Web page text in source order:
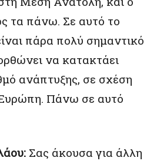
τα πάνω. Σε αυτό το
πάρα πολύ σημαντικό
να κατακτάει
ανάπτυξης, σε σχέση
Πάνω σε αυτό
Σας άκουσα για άλλη